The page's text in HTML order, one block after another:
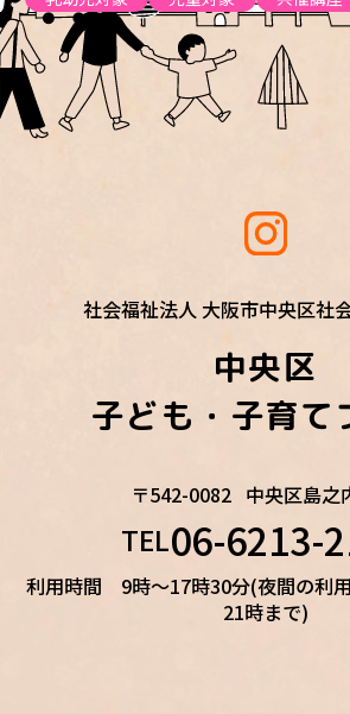
社会福祉法人 大阪市中央区社
中央区
子ども・子育て
〒542-0082 中央区島之
TEL06-6213-
利用時間 9時～17時30分(夜間の利
21時まで)